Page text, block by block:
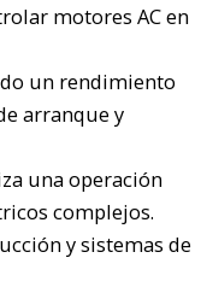
motores AC en
un rendimiento
arranque y
una operación
complejos.
y sistemas de